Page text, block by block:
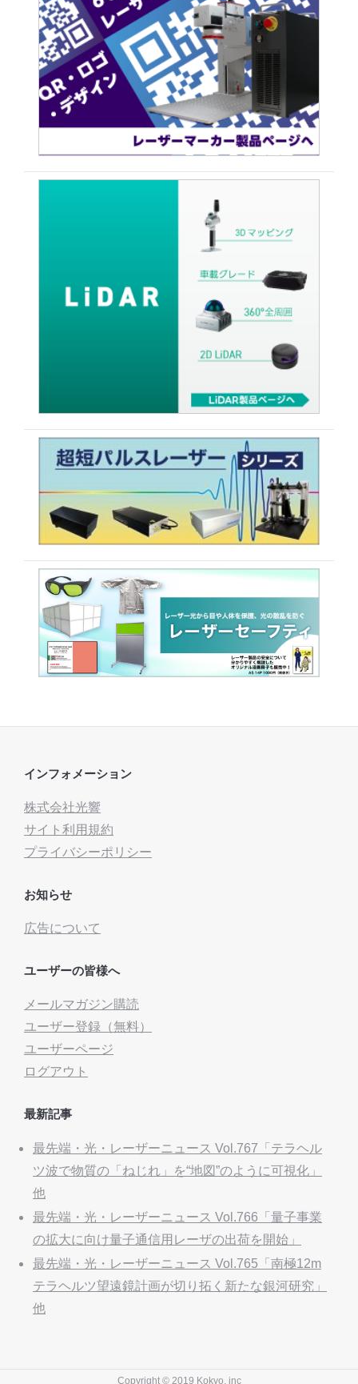
インフォメーション
株式会社光響
サイト利用規約
プライバシーポリシー
お知らせ
広告について
ユーザーの皆様へ
メールマガジン購読
ユーザー登録（無料）
ユーザーページ
ログアウト
最新記事
最先端・光・レーザーニュース Vol.767「テラヘル
ツ波で物質の「ねじれ」を“地図”のように可視化」
他
最先端・光・レーザーニュース Vol.766「量子事業
の拡大に向け量子通信用レーザの出荷を開始」
最先端・光・レーザーニュース Vol.765「南極12m
テラヘルツ望遠鏡計画が切り拓く新たな銀河研究」
他
Copyright © 2019 Kokyo, inc